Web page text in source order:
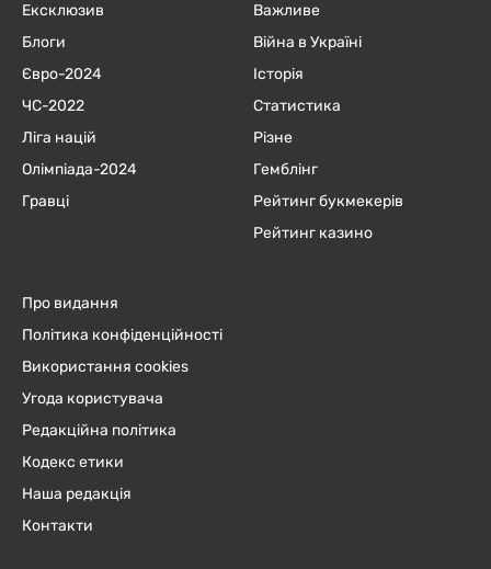
Ексклюзив
Блоги
Євро-2024
ЧC-2022
Ліга націй
Олімпіада-2024
Гравці
Важливе
Війна в Україні
Історія
Статистика
Різне
Гемблінг
Рейтинг букмекерів
Рейтинг казино
Про видання
Політика конфіденційності
Використання cookies
Угода користувача
Редакційна політика
Кодекс етики
Наша редакція
Контакти